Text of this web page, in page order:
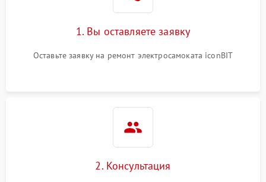
1. Вы оставляете заявку
Оставьте заявку на ремонт электросамоката iconBIT
2. Консультация